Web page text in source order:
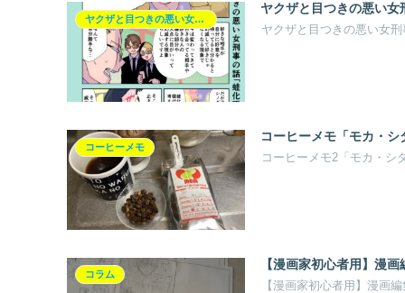
ヤクザと目つきの悪い女刑事の話【ヤク目】
ヤクザと目つきの悪い
ヤクザと目つきの悪い女
コーヒーメモ
コーヒーメモ「モカ・
コーヒーメモ2「モカ・
コラム
【漫画家初心者用】漫
【漫画家初心者用】漫画